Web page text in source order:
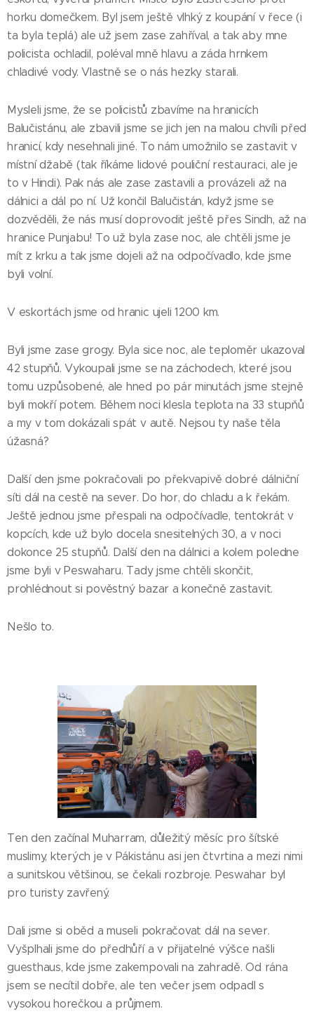
horku domečkem. Byl jsem ještě vlhký z koupání v řece (i
ta byla teplá) ale už jsem zase zahříval, a tak aby mne
policista ochladil, poléval mně hlavu a záda hrnkem
chladivé vody. Vlastně se o nás hezky starali.
Mysleli jsme, že se policistů zbavíme na hranicích
Balučistánu, ale zbavili jsme se jich jen na malou chvíli před
hranicí, kdy nesehnali jiné. To nám umožnilo se zastavit v
místní džabě (tak říkáme lidové pouliční restauraci, ale je
to v Hindi). Pak nás ale zase zastavili a provázeli až na
dálnici a dál po ní. Už končil Balučistán, když jsme se
dozvěděli, že nás musí doprovodit ještě přes Sindh, až na
hranice Punjabu! To už byla zase noc, ale chtěli jsme je
mít z krku a tak jsme dojeli až na odpočívadlo, kde jsme
byli volní.
V eskortách jsme od hranic ujeli 1200 km.
Byli jsme zase grogy. Byla sice noc, ale teploměr ukazoval
42 stupňů. Vykoupali jsme se na záchodech, které jsou
tomu uzpůsobené, ale hned po pár minutách jsme stejně
byli mokří potem. Během noci klesla teplota na 33 stupňů
a my v tom dokázali spát v autě. Nejsou ty naše těla
úžasná?
Další den jsme pokračovali po překvapivě dobré dálniční
síti dál na cestě na sever. Do hor, do chladu a k řekám.
Ještě jednou jsme přespali na odpočívadle, tentokrát v
kopcích, kde už bylo docela snesitelných 30, a v noci
dokonce 25 stupňů. Další den na dálnici a kolem poledne
jsme byli v Peswaharu. Tady jsme chtěli skončit,
prohlédnout si pověstný bazar a konečně zastavit.
Nešlo to.
Ten den začínal Muharram, důležitý měsíc pro šítské
muslimy, kterých je v Pákistánu asi jen čtvrtina a mezi nimi
a sunitskou většinou, se čekali rozbroje. Peswahar byl
pro turisty zavřený.
Dali jsme si oběd a museli pokračovat dál na sever.
Vyšplhali jsme do předhůří a v přijatelné výšce našli
guesthaus, kde jsme zakempovali na zahradě. Od rána
jsem se necítil dobře, ale ten večer jsem odpadl s
vysokou horečkou a průjmem.